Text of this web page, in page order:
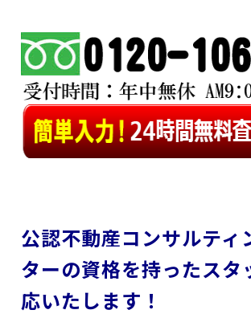
公認不動産コンサルティ
ターの資格を持ったスタ
応いたします！